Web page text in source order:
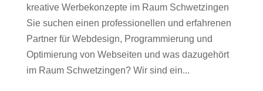
kreative Werbekonzepte im Raum Schwetzingen
Sie suchen einen professionellen und erfahrenen
Partner für Webdesign, Programmierung und
Optimierung von Webseiten und was dazugehört
im Raum Schwetzingen? Wir sind ein...